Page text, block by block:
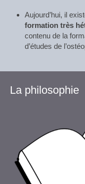
Aujourd’hui, il
formation très
contenu de la
d’études de
La philosophie